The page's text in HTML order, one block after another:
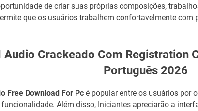
de criar suas próprias composições,
que os usuários trabalhem confortavelmente com
Audio Crackeado Com Registration
Português 2026
Free Download For Pcé popular entre os usuários por
Além disso, Iniciantes apreciarão a